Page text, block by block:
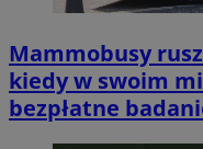
Mammobusy
kiedy w swoim
bezpłatne